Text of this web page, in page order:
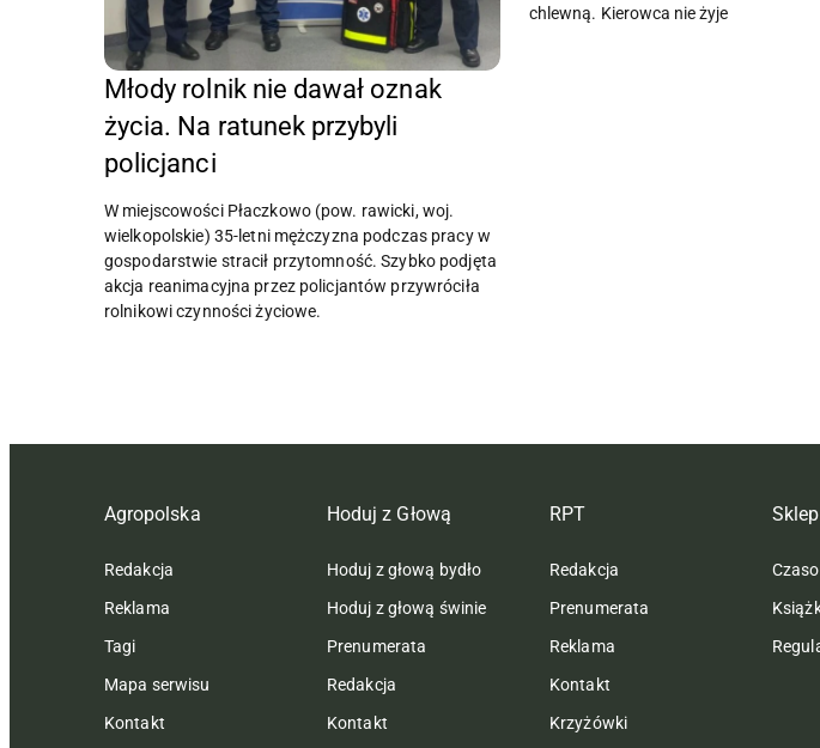
Młody rolnik nie dawał oznak
życia. Na ratunek przybyli
policjanci
W miejscowości Płaczkowo (pow. rawicki, woj.
wielkopolskie) 35-letni mężczyzna podczas pracy w
gospodarstwie stracił przytomność. Szybko podjęta
akcja reanimacyjna przez policjantów przywróciła
rolnikowi czynności życiowe.
chlewną. Kierowca nie żyje
Agropolska
Redakcja
Reklama
Tagi
Mapa serwisu
Kontakt
Hoduj z Głową
Hoduj z głową bydło
Hoduj z głową świnie
Prenumerata
Redakcja
Kontakt
RPT
Redakcja
Prenumerata
Reklama
Kontakt
Krzyżówki
Sklep